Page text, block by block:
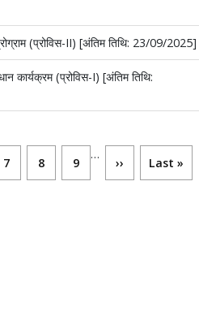
(प्रोविस-II) [अंतिम तिथि: 23/09/2025]
कार्यक्रम (प्रोविस-I) [अंतिम तिथि:
पृष्ठ
7 पृष्ठ
8 पृष्ठ
9
…
Next page
›› Last page
Last »